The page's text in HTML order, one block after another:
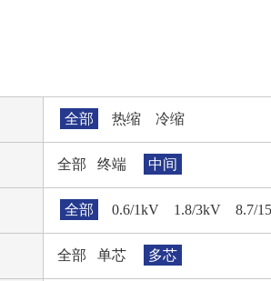
全部 热缩 冷缩
全部 终端 中间
全部 0.6/1kV 1.8/3kV 8.7/
全部 单芯 多芯